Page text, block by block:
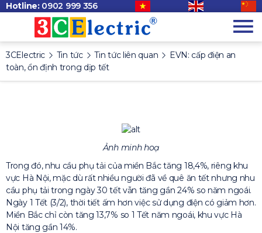
Hotline: 0902 999 356
3CElectric Tin tức Tin tức liên quan
EVN: cấp điện an
toàn, ổn định trong dịp tết
Ảnh minh hoạ
Trong đó, nhu cầu phụ tải của miền Bắc tăng 18,4%, riêng khu
vực Hà Nội, mặc dù rất nhiều người đã về quê ăn tết nhưng nhu
cầu phụ tải trong ngày 30 tết vẫn tăng gần 24% so năm ngoái.
Ngày 1 Tết (3/2), thời tiết ấm hơn việc sử dụng điện có giảm hơn.
Miền Bắc chỉ còn tăng 13,7% so 1 Tết năm ngoái, khu vực Hà
Nội tăng gần 14%.